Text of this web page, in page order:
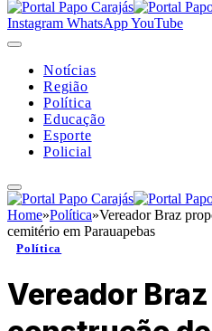
Instagram WhatsAppYouTube
Notícias
Região
Política
Educação
Esporte
Policial
Home»Política»Vereador Braz
cemitério em Parauapebas
Política
Vereador